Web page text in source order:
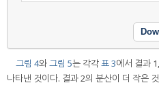
그림 4와그림 5는 각각표 3에서 결과
나타낸 것이다. 결과 2의 분산이 더 작은